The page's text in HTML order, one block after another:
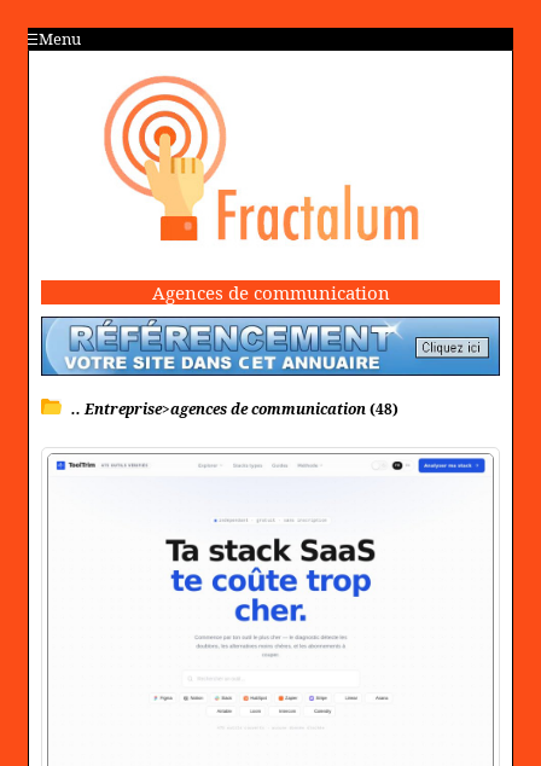
Menu
Agences de communication
.. Entreprise>agences de communication(48)